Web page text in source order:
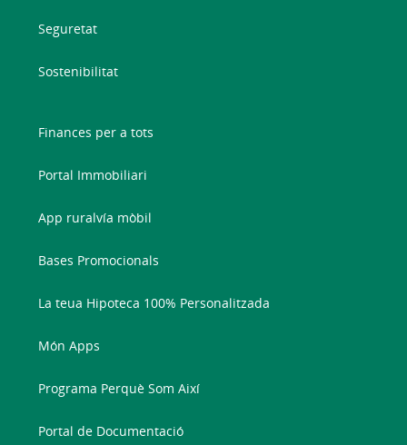
Seguretat
Sostenibilitat
Finances per a tots
Portal Immobiliari
App ruralvía mòbil
Bases Promocionals
La teua Hipoteca 100% Personalitzada
Món Apps
Programa Perquè Som Així
Portal de Documentació